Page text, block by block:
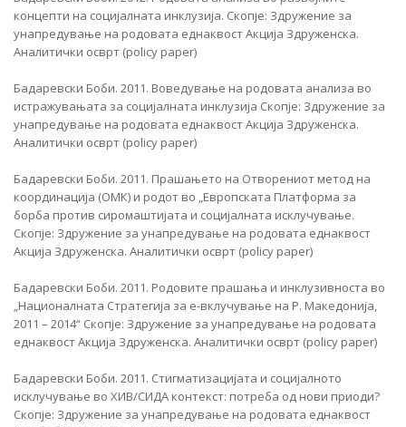
концепти на социјалната инклузија. Скопје: Здружение за
унапредување на родовата еднаквост Акција Здруженска.
Аналитички осврт (policy paper)
Бадаревски Боби. 2011. Воведување на родовата анализа во
истражувањата за социјалната инклузијa Скопје: Здружение за
унапредување на родовата еднаквост Акција Здруженска.
Аналитички осврт (policy paper)
Бадаревски Боби. 2011. Прашањето на Отворениот метод на
координација (ОМК) и родот во „Европската Платформа за
борба против сиромаштијата и социјалната исклучување.
Скопје: Здружение за унапредување на родовата еднаквост
Акција Здруженска. Аналитички осврт (policy paper)
Бадаревски Боби. 2011. Родовите прашања и инклузивноста во
„Националната Стратегија за е-вклучување на Р. Македонија,
2011 – 2014“ Скопје: Здружение за унапредување на родовата
еднаквост Акција Здруженска. Аналитички осврт (policy paper)
Бадаревски Боби. 2011. Стигматизацијата и социјалното
исклучување во ХИВ/СИДА контекст: потреба од нови приоди?
Скопје: Здружение за унапредување на родовата еднаквост